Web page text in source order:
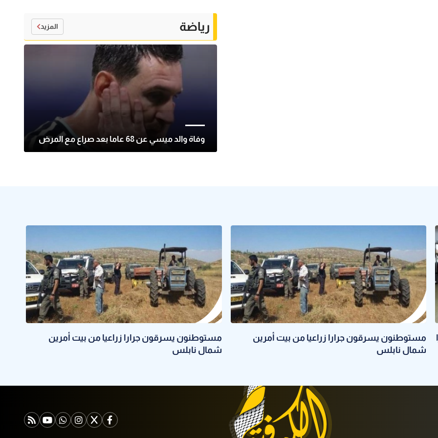
رياضة المزيد
وفاة والد ميسي عن 68 عاما بعد صراع مع المرض
مستوطنون يسرقون جرارا زراعيا من بيت أمرين
شمال نابلس
مستوطنون يسرقون جرارا زراعيا من بيت أمرين
شمال نابلس